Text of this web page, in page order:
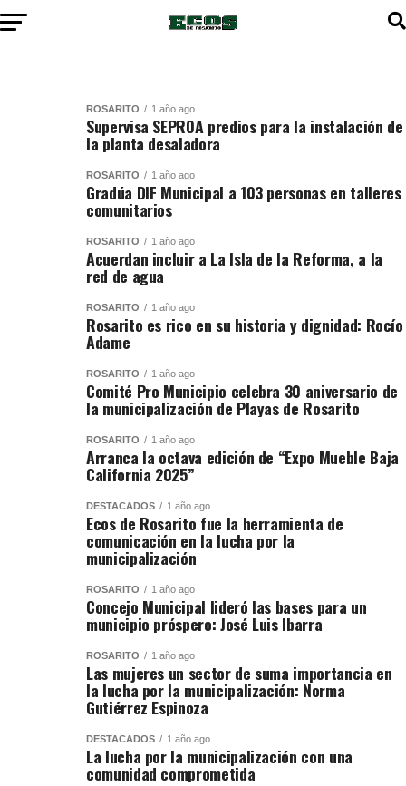
ROSARITO 1 año ago
Supervisa SEPROA predios para la instalación de
la planta desaladora
ROSARITO 1 año ago
Gradúa DIF Municipal a 103 personas en talleres
comunitarios
ROSARITO 1 año ago
Acuerdan incluir a La Isla de la Reforma, a la
red de agua
ROSARITO 1 año ago
Rosarito es rico en su historia y dignidad: Rocío
Adame
ROSARITO 1 año ago
Comité Pro Municipio celebra 30 aniversario de
la municipalización de Playas de Rosarito
ROSARITO 1 año ago
Arranca la octava edición de “Expo Mueble Baja
California 2025”
DESTACADOS 1 año ago
Ecos de Rosarito fue la herramienta de
comunicación en la lucha por la
municipalización
ROSARITO 1 año ago
Concejo Municipal lideró las bases para un
municipio próspero: José Luis Ibarra
ROSARITO 1 año ago
Las mujeres un sector de suma importancia en
la lucha por la municipalización: Norma
Gutiérrez Espinoza
DESTACADOS 1 año ago
La lucha por la municipalización con una
comunidad comprometida